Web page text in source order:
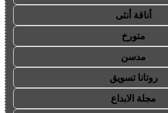
أناقة أنثى
متورخ
مدسن
روتانا تسويق
مجلة الابداع